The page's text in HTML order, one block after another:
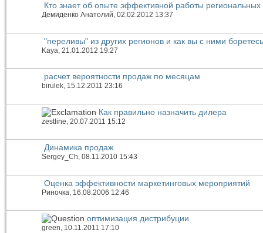
Кто знает об опыте эффективной работы региональных
Демиденко Анатолий, 02.02.2012 13:37
"переливы" из других регионов и как вы с ними боретесь
Kaya , 21.01.2012 19:27
расчет вероятности продаж по месяцам
birulek, 15.12.2011 23:16
Как правильно назначить дилера
zestline , 20.07.2011 15:12
Динамика продаж.
Sergey_Ch, 08.11.2010 15:43
Оценка эффективности маркетинговых мероприятий
Риночка , 16.08.2006 12:46
оптимизация дистрибуции
green, 10.11.2011 17:10